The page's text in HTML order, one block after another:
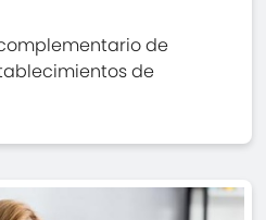
de
de